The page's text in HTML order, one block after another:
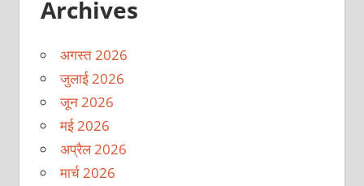
Archives
अगस्त 2026
जुलाई 2026
जून 2026
मई 2026
अप्रैल 2026
मार्च 2026